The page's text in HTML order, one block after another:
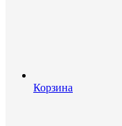
Корзина